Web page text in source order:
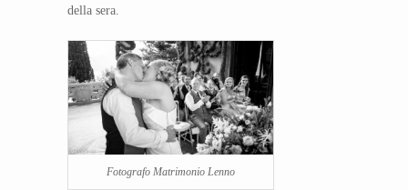
della sera.
Fotografo Matrimonio Lenno